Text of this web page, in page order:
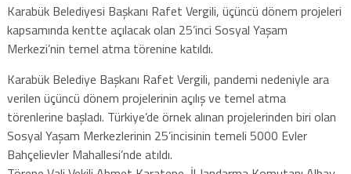
Karabük Belediyesi Başkanı Rafet Vergili, üçüncü dönem projeleri
kapsamında kentte açılacak olan 25’inci Sosyal Yaşam
Merkezi’nin temel atma törenine katıldı.
Karabük Belediye Başkanı Rafet Vergili, pandemi nedeniyle ara
verilen üçüncü dönem projelerinin açılış ve temel atma
törenlerine başladı. Türkiye’de örnek alınan projelerinden biri olan
Sosyal Yaşam Merkezlerinin 25’incisinin temeli 5000 Evler
Bahçelievler Mahallesi’nde atıldı.